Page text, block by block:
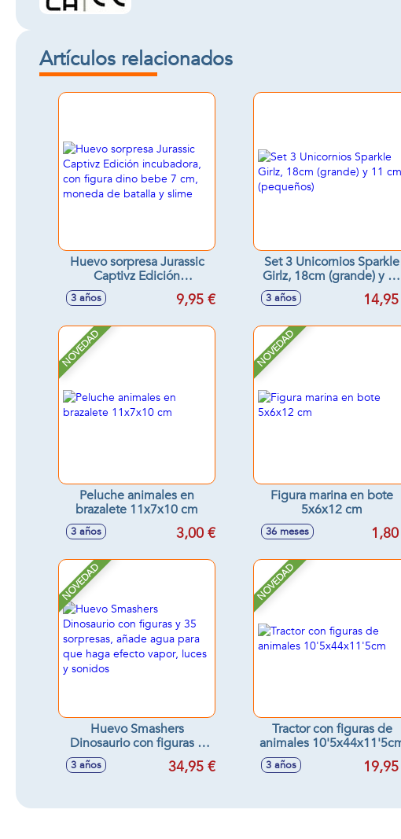
Artículos relacionados
Huevo sorpresa Jurassic
Captivz Edición
incubadora, con figura
dino bebe 7 cm, moneda
3 años 9,95 €
Set 3 Unicornios Sparkle
Girlz, 18cm (grande) y 11
cm (pequeños)
3 años
NOVEDAD
Peluche animales en
brazalete 11x7x10 cm
3 años 3,00 €
NOVEDAD
Figura marina en bote
5x6x12 cm
36 meses
NOVEDAD
Huevo Smashers
Dinosaurio con figuras y
35 sorpresas, añade agua
para que haga efecto
3 años 34,95 €
NOVEDAD
Tractor con figuras de
animales
3 años